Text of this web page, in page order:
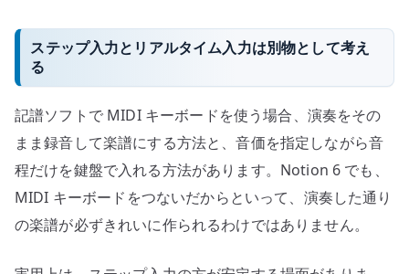
ステップ入力とリアルタイム入力は別物として考え
る
記譜ソフトで MIDI キーボードを使う場合、演奏をその
まま録音して楽譜にする方法と、音価を指定しながら音
程だけを鍵盤で入れる方法があります。Notion 6 でも、
MIDI キーボードをつないだからといって、演奏した通り
の楽譜が必ずきれいに作られるわけではありません。